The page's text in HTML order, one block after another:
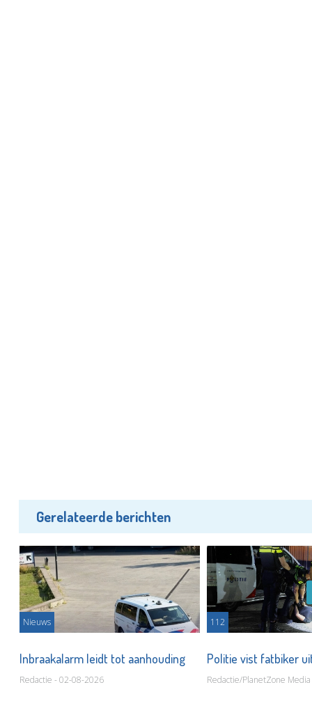
Gerelateerde berichten
Nieuws
Inbraakalarm leidt tot aanhouding
Redactie - 02-08-2026
112
Politie vist fatbiker
Redactie/PlanetZone